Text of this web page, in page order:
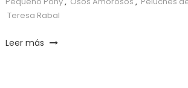
Teresa Rabal
Leer más